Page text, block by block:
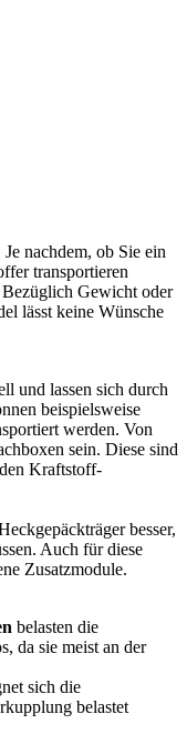
nachdem, ob Sie ein
transportieren
Gewicht oder
lässt keine Wünsche
und lassen sich durch
beispielsweise
werden. Von
sein. Diese sind
Kraftstoff-
besser,
Auch für diese
Zusatzmodule.
belasten die
da sie meist an der
sich die
belastet